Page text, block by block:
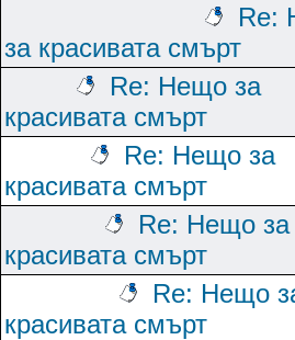
Re:
за красивата смърт
Re: Нещо за
красивата смърт
Re: Нещо за
красивата смърт
Re: Нещо за
красивата смърт
Re: Нещо
красивата смърт